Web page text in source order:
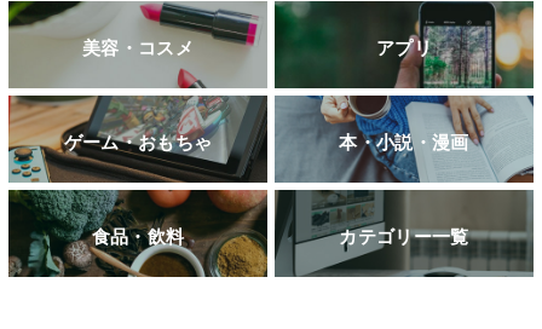
美容・コスメ アプリ
ゲーム・おもちゃ 本・小説・漫画
食品・飲料 カテゴリー一覧